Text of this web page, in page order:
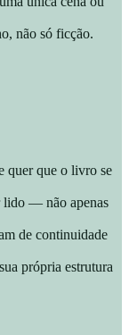
não só ficção.
quer que o livro se
lido — não apenas
de continuidade
própria estrutura